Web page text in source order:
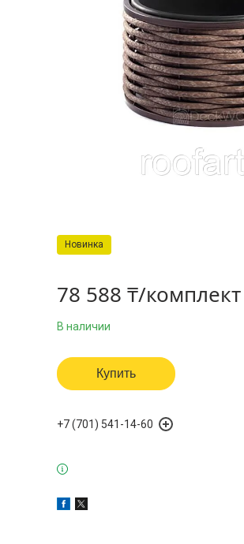
Новинка
78 588 ₸/комплект
В наличии
Купить
+7 (701) 541-14-60